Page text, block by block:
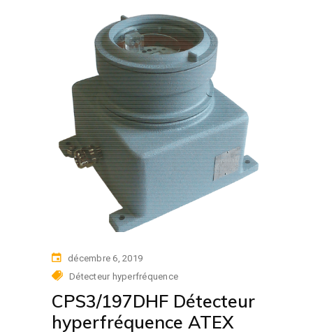
décembre 6, 2019
Détecteur hyperfréquence
CPS3/197DHF Détecteur
hyperfréquence ATEX